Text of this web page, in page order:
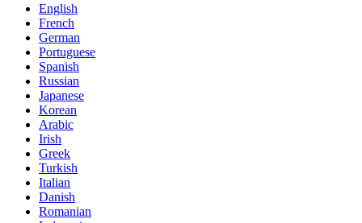
English
French
German
Portuguese
Spanish
Russian
Japanese
Korean
Arabic
Irish
Greek
Turkish
Italian
Danish
Romanian